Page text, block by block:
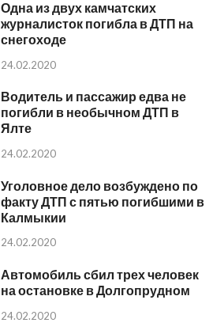
Одна из двух камчатских
журналисток погибла в ДТП на
снегоходе
24.02.2020
Водитель и пассажир едва не
погибли в необычном ДТП в
Ялте
24.02.2020
Уголовное дело возбуждено по
факту ДТП с пятью погибшими в
Калмыкии
24.02.2020
Автомобиль сбил трех человек
на остановке в Долгопрудном
24.02.2020